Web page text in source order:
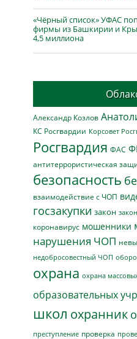
«Чёрный список» УФАС
фирмы из Башкирии и
4,5 миллиона
Александр Козлов
КС Росгвардии Корсовет
Росгвардия ФАС
антитеррористическая
безопасность
взаимодействие с ЧОП
госзакупки закон
коронавирус мошенники
нарушения ЧОП
недобросовестный ЧОП
охрана охрана
образовательных
школ охранник
преступление проверка